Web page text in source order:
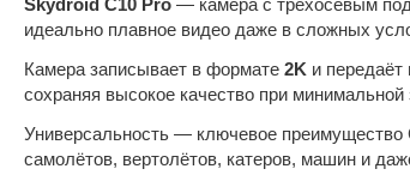
Skydroid C10 Pro — камера с трёхосевым
идеально плавное видео даже в сложных
Камера записывает в формате 2K и передаёт
сохраняя высокое качество при минимальной
Универсальность — ключевое
самолётов, вертолётов, катеров, машин и